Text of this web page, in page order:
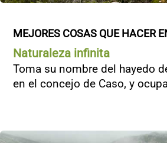
MEJORES COSAS QUE HACER
Naturaleza infinita
Toma su nombre del hayedo
en el concejo de Caso, y